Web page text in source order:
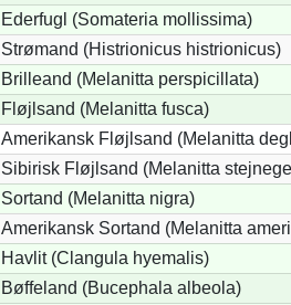
Ederfugl (Somateria mollissima)
Strømand (Histrionicus histrionicus)
Brilleand (Melanitta perspicillata)
Fløjlsand (Melanitta fusca)
Amerikansk Fløjlsand (Melanitta
Sibirisk Fløjlsand (Melanitta
Sortand (Melanitta nigra)
Amerikansk Sortand (Melanitta
Havlit (Clangula hyemalis)
Bøffeland (Bucephala albeola)